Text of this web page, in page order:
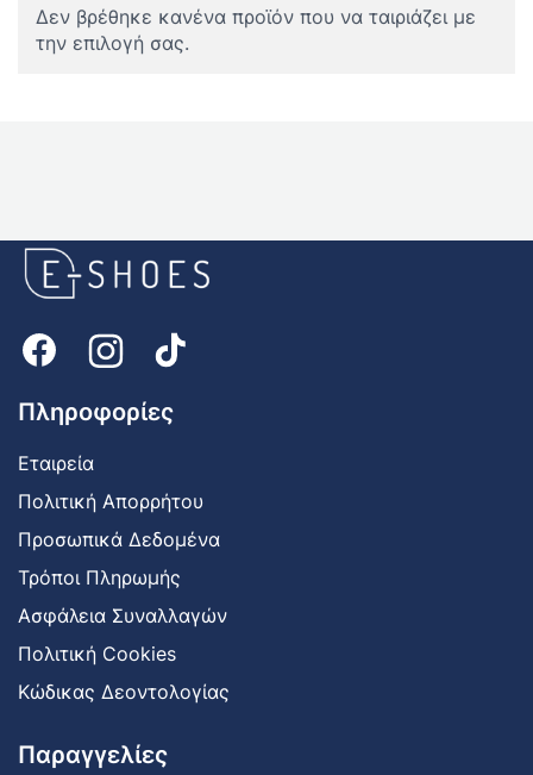
Δεν βρέθηκε κανένα προϊόν που να ταιριάζει με
την επιλογή σας.
Πληροφορίες
Εταιρεία
Πολιτική Απορρήτου
Προσωπικά Δεδομένα
Τρόποι Πληρωμής
Ασφάλεια Συναλλαγών
Πολιτική Cookies
Κώδικας Δεοντολογίας
Παραγγελίες